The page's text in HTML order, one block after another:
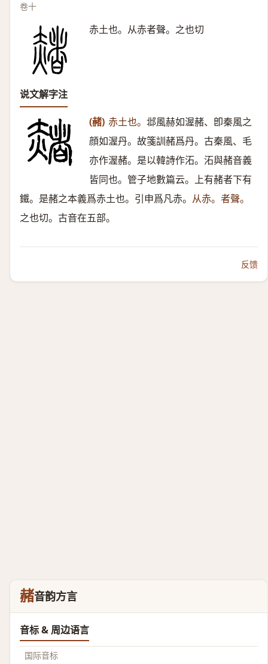
卷十
赤土也。从赤者聲。之也切
说文解字注
(赭) 赤土也。 邶風赫如渥赭、卽秦風之
顔如渥丹。故箋訓赭爲丹。古秦風、毛
亦作渥赭。是以韓詩作沰。沰與赭音義
皆同也。管子地數篇云。上有赭者下有
鐵。是赭之本義爲赤土也。引申爲凡赤。 从赤。者聲。
之也切。古音在五部。
反馈
赭音韵方言
音标 & 周边语言
国际音标